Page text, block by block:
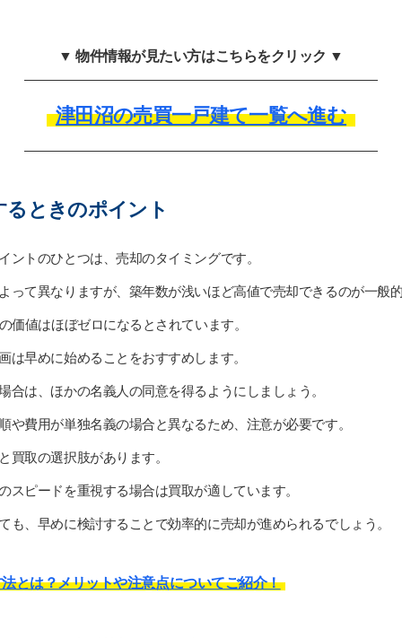
▼ 物件情報が見たい方はこちらをクリック ▼
津田沼の売買一戸建て一覧へ進む
るときのポイント
ントのひとつは、売却のタイミングです。
って異なりますが、築年数が浅いほど高値で売却できるのが一般
価値はほぼゼロになるとされています。
は早めに始めることをおすすめします。
合は、ほかの名義人の同意を得るようにしましょう。
や費用が単独名義の場合と異なるため、注意が必要です。
買取の選択肢があります。
スピードを重視する場合は買取が適しています。
も、早めに検討することで効率的に売却が進められるでしょう。
とは？メリットや注意点についてご紹介！